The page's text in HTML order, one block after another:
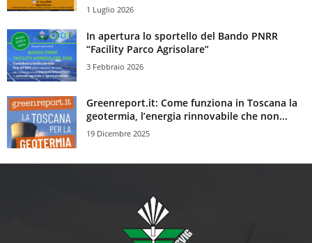
1 Luglio 2026
In apertura lo sportello del Bando PNRR
“Facility Parco Agrisolare”
3 Febbraio 2026
Greenreport.it: Come funziona in Toscana la
geotermia, l’energia rinnovabile che non...
19 Dicembre 2025